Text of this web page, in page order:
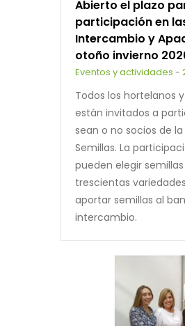
Abierto el plazo
participación en
Intercambio y
otoño invierno
Eventos y actividades -
Todos los hortelanos
están invitados a
sean o no socios de
Semillas. La
pueden elegir
trescientas
aportar semillas al
intercambio.